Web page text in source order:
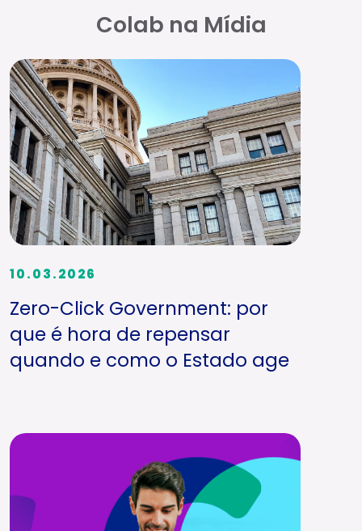
Colab na Mídia
10.03.2026
Zero-Click Government: por
que é hora de repensar
quando e como o Estado age